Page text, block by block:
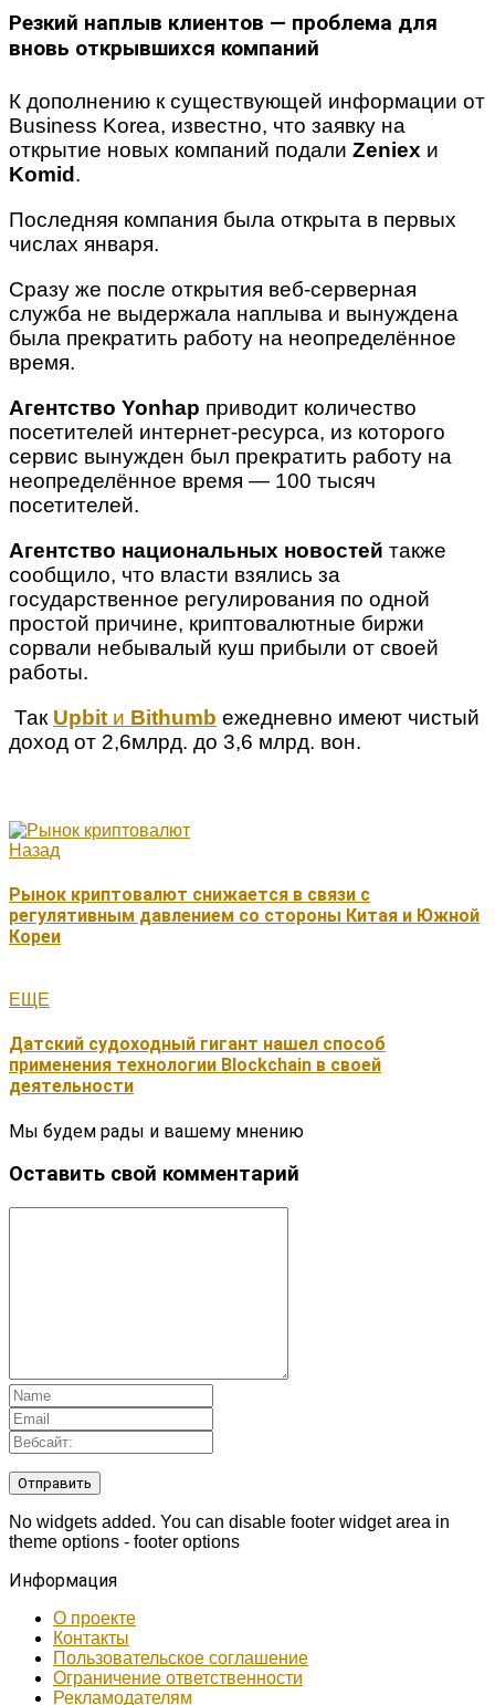
Резкий наплыв клиентов — проблема для
вновь открывшихся компаний
К дополнению к существующей информации от
Business Korea, известно, что заявку на
открытие новых компаний подали Zeniex и
Komid.
Последняя компания была открыта в первых
числах января.
Сразу же после открытия веб-серверная
служба не выдержала наплыва и вынуждена
была прекратить работу на неопределённое
время.
Агентство Yonhap приводит количество
посетителей интернет-ресурса, из которого
сервис вынужден был прекратить работу на
неопределённое время — 100 тысяч
посетителей.
Агентство национальных новостей также
сообщило, что власти взялись за
государственное регулирования по одной
простой причине, криптовалютные биржи
сорвали небывалый куш прибыли от своей
работы.
Так Upbit и Bithumb ежедневно имеют чистый
доход от 2,6млрд. до 3,6 млрд. вон.
Назад
Рынок криптовалют снижается в связи с
регулятивным давлением со стороны Китая и Южной
Кореи
ЕЩЕ
Датский судоходный гигант нашел способ
применения технологии Blockchain в своей
деятельности
Мы будем рады и вашему мнению
Оставить свой комментарий
No widgets added. You can disable footer widget area in
theme options - footer options
Информация
О проекте
Контакты
Пользовательское соглашение
Ограничение ответственности
Рекламодателям